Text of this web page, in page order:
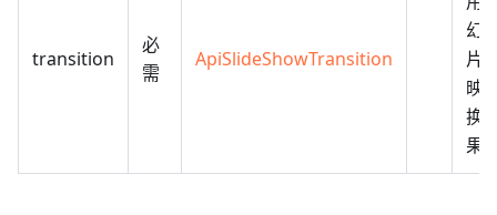
transition
必
需
ApiSlideShowTransition
幻
片
映
换
果